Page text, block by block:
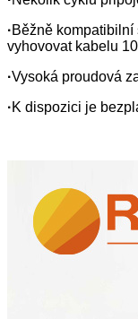
·Běžně
vyhovovat kabelu
·Vysoká proudová
·K dispozici je